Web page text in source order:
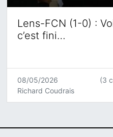
Lens-FCN (1-0) :
c’est fini…
08/05/2026
Richard Coudrais
(3